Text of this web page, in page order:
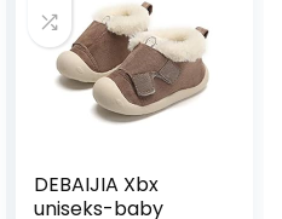
DEBAIJIA Xbx
uniseks-baby